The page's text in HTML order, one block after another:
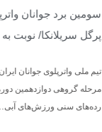
سومین برد جوانان
پرگل سریلانکا/ نوبت
تیم ملی واترپلوی جوانان
مرحله گروهی دوازدهمین
رده‌های سنی ورزش‌های آبی…